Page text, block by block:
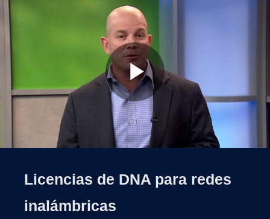
Play
Licencias de DNA para redes
inalámbricas